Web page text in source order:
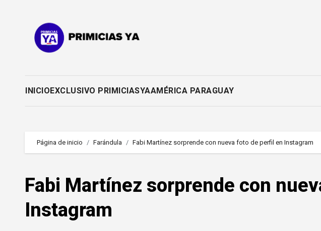
INICIOEXCLUSIVO PRIMICIASYAAMÉRICA PARAGUAY
Página de inicio Farándula Fabi Martínez sorprende con nueva foto de perfil en Instagram
Fabi Martínez sorprende con
Instagram